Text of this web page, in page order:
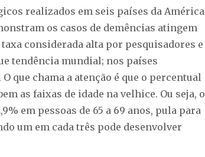
realizados em seis países da América
os casos de demências atingem
considerada alta por pesquisadores e
tendência mundial; nos países
que chama a atenção é que o percentual
as faixas de idade na velhice. Ou seja, o
em pessoas de 65 a 69 anos, pula para
um em cada três pode desenvolver